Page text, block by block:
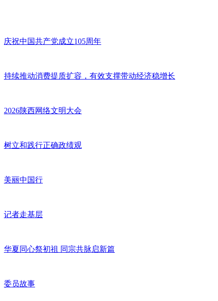
庆祝中国共产党成立105周年
持续推动消费提质扩容，有效支撑带动经济稳增长
2026陕西网络文明大会
树立和践行正确政绩观
美丽中国行
记者走基层
华夏同心祭初祖 同宗共脉启新篇
委员故事